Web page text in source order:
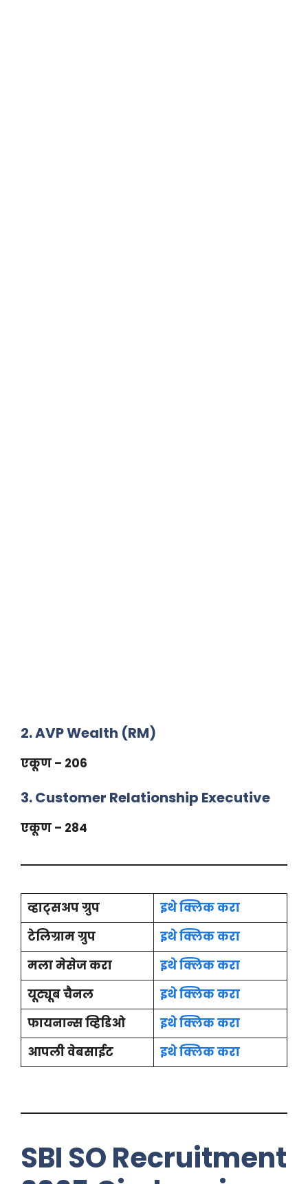
2. AVP Wealth (RM)
एकूण – 206
3. Customer Relationship Executive
एकूण – 284
व्हाट्सअप ग्रुप
इथे क्लिक करा
टेलिग्राम ग्रुप
इथे क्लिक करा
मला मेसेज करा
इथे क्लिक करा
यूट्यूब चैनल
इथे क्लिक करा
फायनान्स व्हिडिओ
इथे क्लिक करा
आपली वेबसाईट
इथे क्लिक करा
SBI SO Recruitment